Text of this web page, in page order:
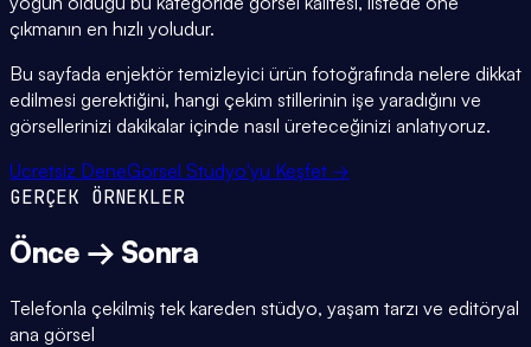
çıkmanın en hızlı yoludur.
Bu sayfada enjektör temizleyici ürün fotoğrafında nelere dikkat
edilmesi gerektiğini, hangi çekim stillerinin işe yaradığını ve
görsellerinizi dakikalar içinde nasıl üreteceğinizi anlatıyoruz.
Ücretsiz DeneGörsel Stüdyo'yu Keşfet →
GERÇEK ÖRNEKLER
Önce → Sonra
Telefonla çekilmiş tek kareden stüdyo, yaşam tarzı ve editöryal
ana görsel